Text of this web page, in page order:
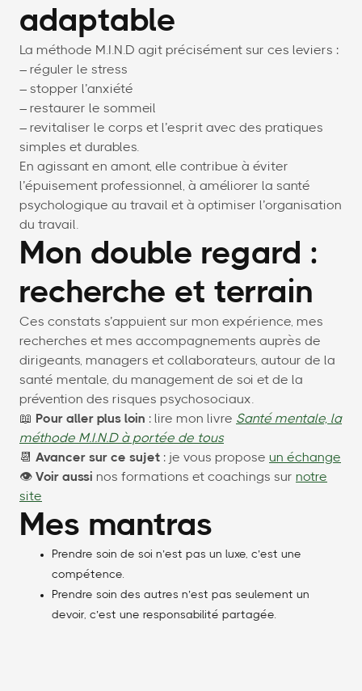
adaptable
La méthode M.I.N.D agit précisément sur ces leviers :
– réguler le stress
– stopper l’anxiété
– restaurer le sommeil
– revitaliser le corps et l’esprit avec des pratiques
simples et durables.
En agissant en amont, elle contribue à éviter
l’épuisement professionnel, à améliorer la santé
psychologique au travail et à optimiser l’organisation
du travail.
Mon double regard :
recherche et terrain
Ces constats s’appuient sur mon expérience, mes
recherches et mes accompagnements auprès de
dirigeants, managers et collaborateurs, autour de la
santé mentale, du management de soi et de la
prévention des risques psychosociaux.
📖 Pour aller plus loin : lire mon livre Santé mentale, la
méthode M.I.N.D à portée de tous
📆 Avancer sur ce sujet : je vous propose un échange
👁 Voir aussi nos formations et coachings sur notre
site
Mes mantras
Prendre soin de soi n’est pas un luxe, c’est une
compétence.
Prendre soin des autres n’est pas seulement un
devoir, c’est une responsabilité partagée.